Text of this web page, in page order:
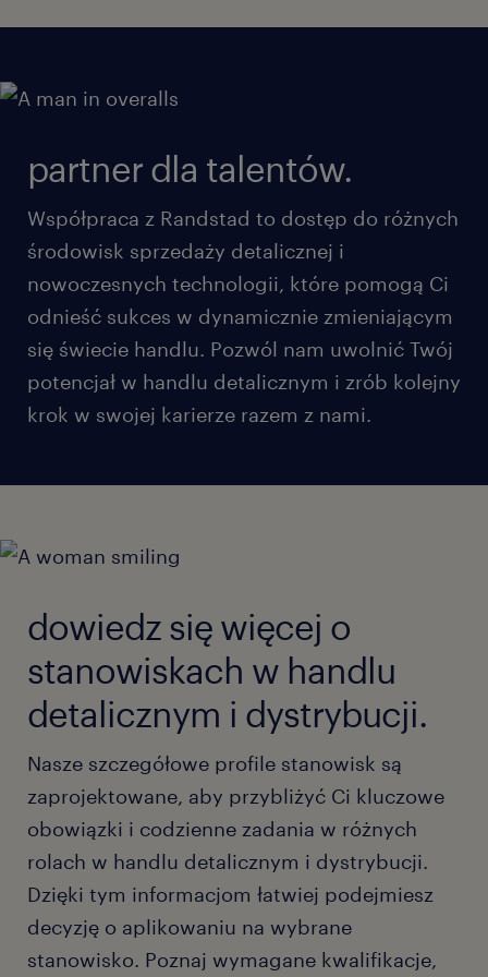
partner dla talentów.
Współpraca z Randstad to dostęp do różnych
środowisk sprzedaży detalicznej i
nowoczesnych technologii, które pomogą Ci
odnieść sukces w dynamicznie zmieniającym
się świecie handlu. Pozwól nam uwolnić Twój
potencjał w handlu detalicznym i zrób kolejny
krok w swojej karierze razem z nami.
dowiedz się więcej o
stanowiskach w handlu
detalicznym i dystrybucji.
Nasze szczegółowe profile stanowisk są
zaprojektowane, aby przybliżyć Ci kluczowe
obowiązki i codzienne zadania w różnych
rolach w handlu detalicznym i dystrybucji.
Dzięki tym informacjom łatwiej podejmiesz
decyzję o aplikowaniu na wybrane
stanowisko. Poznaj wymagane kwalifikacje,